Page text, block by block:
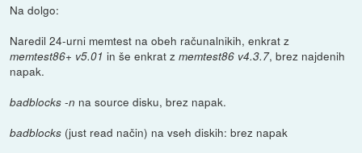
Na dolgo:
Naredil 24-urni memtest na obeh računalnikih, enkrat z
memtest86+ v5.01 in še enkrat zmemtest86 v4.3.7, brez najdenih
napak.
badblocks -n na source disku, brez napak.
badblocks (just read način) na vseh diskih: brez napak